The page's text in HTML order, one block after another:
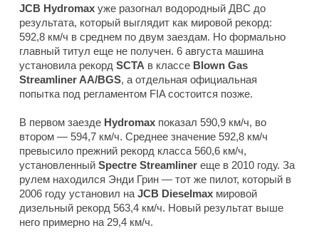
JCB Hydromax уже разогнал водородный ДВС до
результата, который выглядит как мировой рекорд:
592,8 км/ч в среднем по двум заездам. Но формально
главный титул еще не получен. 6 августа машина
установила рекорд SCTA в классе Blown Gas
Streamliner AA/BGS, а отдельная официальная
попытка под регламентом FIA состоится позже.
В первом заезде Hydromax показал 590,9 км/ч, во
втором — 594,7 км/ч. Среднее значение 592,8 км/ч
превысило прежний рекорд класса 560,6 км/ч,
установленный Spectre Streamliner еще в 2010 году. За
рулем находился Энди Грин — тот же пилот, который в
2006 году установил на JCB Dieselmax мировой
дизельный рекорд 563,4 км/ч. Новый результат выше
него примерно на 29,4 км/ч.